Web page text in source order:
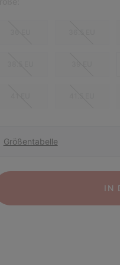
Größentabelle
IN